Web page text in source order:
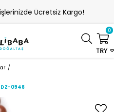
Ücretsiz Kargo!
TRY
0
DZ-0946